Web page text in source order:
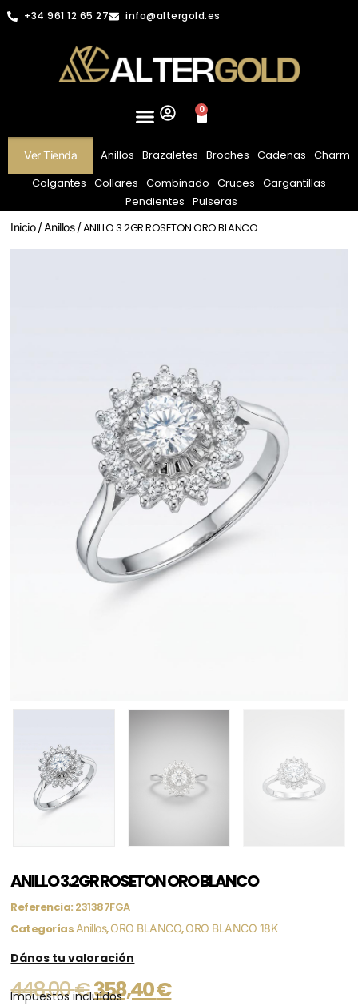
+34 961 12 65 27 info@altergold.es
0
Ver Tienda Anillos Brazaletes Broches Cadenas Charm
Colgantes Collares Combinado Cruces Gargantillas
Pendientes Pulseras
Inicio/Anillos/ ANILLO 3.2GR ROSETON ORO BLANCO
ANILLO 3.2GR ROSETON ORO BLANCO
Referencia: 231387FGA
Categorías Anillos,ORO BLANCO,ORO BLANCO 18K
Dános tu valoración
448,00€358,40€
Impuestos incluídos